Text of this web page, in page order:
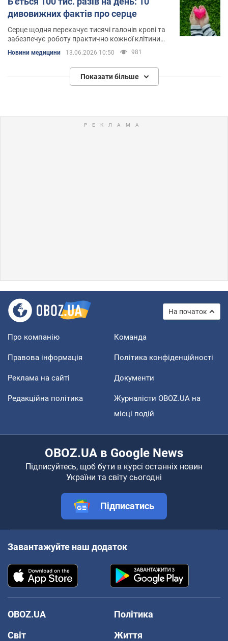
дивовижних фактів про серце
Серце щодня перекачує тисячі галонів крові та
забезпечує роботу практично кожної клітини
Новини медицини 13.06.2026 10:50 981
Показати більше
На початок
Про компанію Команда
Правова інформація Політика конфіденційності
Реклама на сайті Документи
Редакційна політика
Журналісти OBOZ.UA на
місці подій
OBOZ.UA в Google News
Підписуйтесь, щоб бути в курсі останніх новин
України та світу сьогодні
Підписатись
Завантажуйте наш додаток
OBOZ.UA
Політика
Світ
Життя